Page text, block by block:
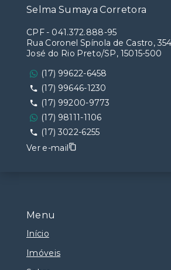
Menu
Início
Imóveis
Selma Sumaya Corretora
CPF- 041.372.888-95
Rua Coronel Spínola de Castro,
José do Rio Preto/SP, 15015-500
(17) 99622-6458
(17) 99646-1230
(17) 99200-9773
(17) 98111-1106
(17) 3022-6255
Ver e-mail